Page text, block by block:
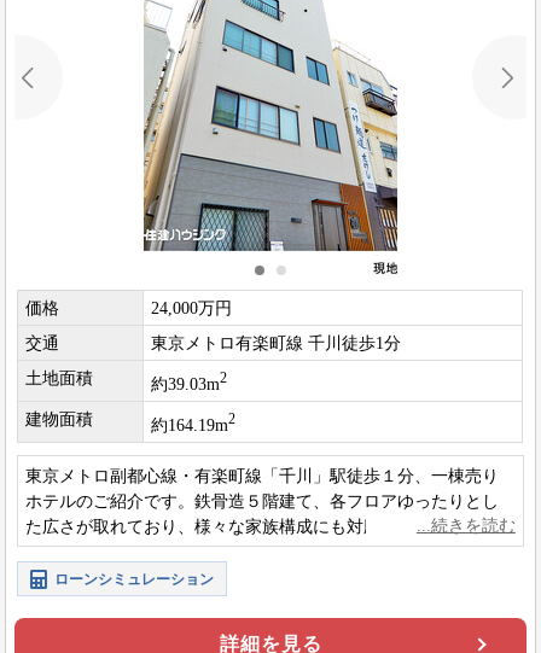
価格
24,000万円
交通
東京メトロ有楽町線 千川徒歩1分
土地面積
約39.03m2
建物面積 約164.19m2
東京メトロ副都心線・有楽町線「千川」駅徒歩１分、一棟売り
ホテルのご紹介です。鉄骨造５階建て、各フロアゆったりとし
た広さが取れており、様々な家族構成にも対応できそうです
ね。
ローンシミュレーション
詳細を見る